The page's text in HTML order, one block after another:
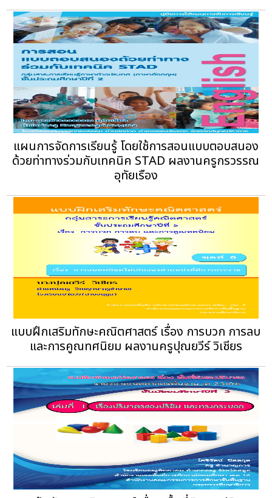
แผนการจัดการเรียนรู้ โดยใช้การสอนแบบตอบสนอง
ด้วยท่าทางร่วมกับเทคนิค STAD ผลงานครูกรวรรณ
อุทัยเรือง
แบบฝึกเสริมทักษะคณิตศาสตร์ เรื่อง การบวก การลบ
และการคูณทศนิยม ผลงานครูปุณยวีร์ วิเชียร